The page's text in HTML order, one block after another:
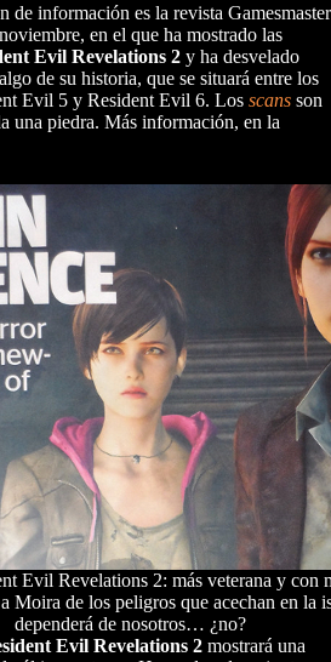
de información es la revista Gamesmaster
en el que ha mostrado las
Evil Revelations 2 y ha desvelado
de su historia, que se situará entre los
Evil 5 y Resident Evil 6. Los scans son
una piedra. Más información, en la
Evil Revelations 2: más veterana y con
Moira de los peligros que acechan en la
dependerá de nosotros… ¿no?
Evil Revelations 2 mostrará una